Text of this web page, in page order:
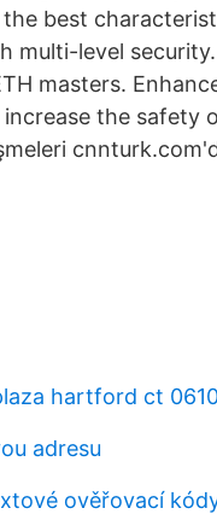
best
multi-level
masters.
the safety
hartford ct
adresu
ověřovací